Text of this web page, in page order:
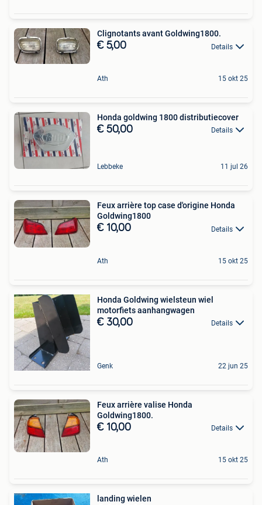
Clignotants avant Goldwing1800.
€ 5,00 Details
Ath 15 okt 25
Honda goldwing 1800 distributiecover
€ 50,00 Details
Lebbeke 11 jul 26
Feux arrière top case d'origine Honda
Goldwing1800
€ 10,00 Details
Ath 15 okt 25
Honda Goldwing wielsteun wiel
motorfiets aanhangwagen
€ 30,00 Details
Genk 22 jun 25
Feux arrière valise Honda
Goldwing1800.
€ 10,00 Details
Ath 15 okt 25
landing wielen